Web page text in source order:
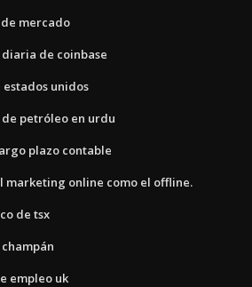
mercado
de coinbase
unidos
petróleo en urdu
plazo contable
marketing online como el offline.
de tsx
empleo uk